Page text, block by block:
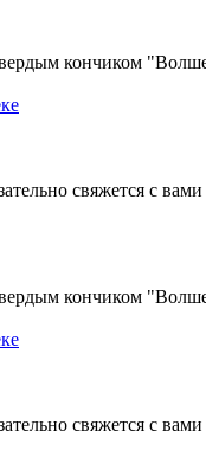
кончиком
свяжется с
кончиком
свяжется с